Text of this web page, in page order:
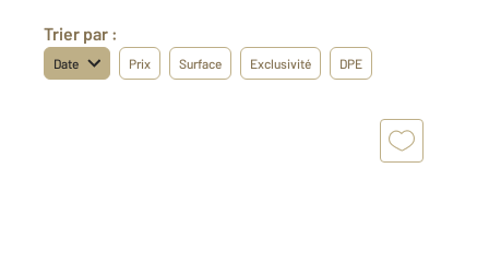
Trier par :
Date Prix Surface Exclusivité DPE